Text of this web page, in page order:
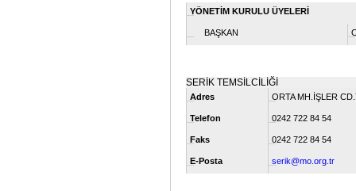
YÖNETİM KURULU ÜYELERİ
BAŞKAN
SERİK TEMSİLCİLİĞİ
Adres ORTA MH.İŞLER
Telefon 0242 722 84 54
Faks 0242 722 84 54
E-Posta serik@mo.org.tr